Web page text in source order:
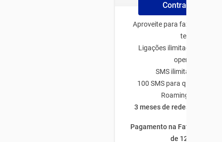
Contrate Online
Aproveite para fazer o plano
tenha:
Ligações ilimitadas para
operadora
SMS ilimitado TIM-
100 SMS para qualquer
Roaming Nacional
3 meses de redes sociais à
Pagamento na Fatura com
de 12 meses